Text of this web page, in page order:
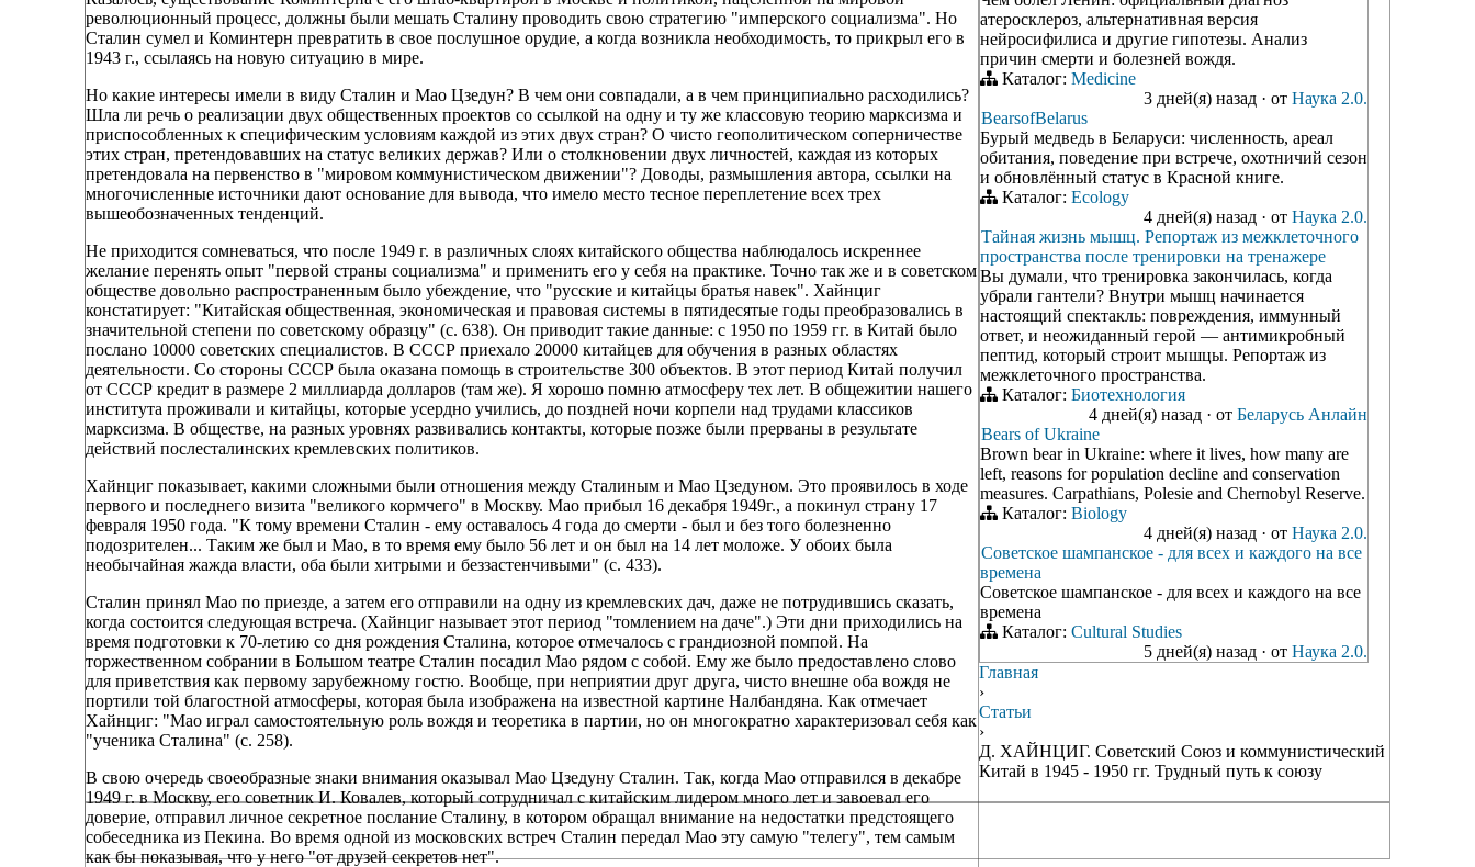
революционный процесс, должны были мешать Сталину проводить свою стратегию "имперского социализма". Но
Сталин сумел и Коминтерн превратить в свое послушное орудие, а когда возникла необходимость, то прикрыл его в
1943 г., ссылаясь на новую ситуацию в мире.
Но какие интересы имели в виду Сталин и Мао Цзедун? В чем они совпадали, а в чем принципиально расходились?
Шла ли речь о реализации двух общественных проектов со ссылкой на одну и ту же классовую теорию марксизма и
приспособленных к специфическим условиям каждой из этих двух стран? О чисто геополитическом соперничестве
этих стран, претендовавших на статус великих держав? Или о столкновении двух личностей, каждая из которых
претендовала на первенство в "мировом коммунистическом движении"? Доводы, размышления автора, ссылки на
многочисленные источники дают основание для вывода, что имело место тесное переплетение всех трех
вышеобозначенных тенденций.
Не приходится сомневаться, что после 1949 г. в различных слоях китайского общества наблюдалось искреннее
желание перенять опыт "первой страны социализма" и применить его у себя на практике. Точно так же и в советском
обществе довольно распространенным было убеждение, что "русские и китайцы братья навек". Хайнциг
констатирует: "Китайская общественная, экономическая и правовая системы в пятидесятые годы преобразовались в
значительной степени по советскому образцу" (с. 638). Он приводит такие данные: с 1950 по 1959 гг. в Китай было
послано 10000 советских специалистов. В СССР приехало 20000 китайцев для обучения в разных областях
деятельности. Со стороны СССР была оказана помощь в строительстве 300 объектов. В этот период Китай получил
от СССР кредит в размере 2 миллиарда долларов (там же). Я хорошо помню атмосферу тех лет. В общежитии нашего
института проживали и китайцы, которые усердно учились, до поздней ночи корпели над трудами классиков
марксизма. В обществе, на разных уровнях развивались контакты, которые позже были прерваны в результате
действий послесталинских кремлевских политиков.
Хайнциг показывает, какими сложными были отношения между Сталиным и Мао Цзедуном. Это проявилось в ходе
первого и последнего визита "великого кормчего" в Москву. Мао прибыл 16 декабря 1949г., а покинул страну 17
февраля 1950 года. "К тому времени Сталин - ему оставалось 4 года до смерти - был и без того болезненно
подозрителен... Таким же был и Мао, в то время ему было 56 лет и он был на 14 лет моложе. У обоих была
необычайная жажда власти, оба были хитрыми и беззастенчивыми" (с. 433).
Сталин принял Мао по приезде, а затем его отправили на одну из кремлевских дач, даже не потрудившись сказать,
когда состоится следующая встреча. (Хайнциг называет этот период "томлением на даче".) Эти дни приходились на
время подготовки к 70-летию со дня рождения Сталина, которое отмечалось с грандиозной помпой. На
торжественном собрании в Большом театре Сталин посадил Мао рядом с собой. Ему же было предоставлено слово
для приветствия как первому зарубежному гостю. Вообще, при неприятии друг друга, чисто внешне оба вождя не
портили той благостной атмосферы, которая была изображена на известной картине Налбандяна. Как отмечает
Хайнциг: "Мао играл самостоятельную роль вождя и теоретика в партии, но он многократно характеризовал себя как
"ученика Сталина" (с. 258).
В свою очередь своеобразные знаки внимания оказывал Мао Цзедуну Сталин. Так, когда Мао отправился в декабре
1949 г. в Москву, его советник И. Ковалев, который сотрудничал с китайским лидером много лет и завоевал его
доверие, отправил личное секретное послание Сталину, в котором обращал внимание на недостатки предстоящего
собеседника из Пекина. Во время одной из московских встреч Сталин передал Мао эту самую "телегу", тем самым
как бы показывая, что у него "от друзей секретов нет".
атеросклероз, альтернативная версия
нейросифилиса и другие гипотезы. Анализ
причин смерти и болезней вождя.
Каталог: Medicine
3 дней(я) назад · от Наука 2.0.
BearsofBelarus
Бурый медведь в Беларуси: численность, ареал
обитания, поведение при встрече, охотничий сезон
и обновлённый статус в Красной книге.
Каталог: Ecology
4 дней(я) назад · от Наука 2.0.
Тайная жизнь мышц. Репортаж из межклеточного
пространства после тренировки на тренажере
Вы думали, что тренировка закончилась, когда
убрали гантели? Внутри мышц начинается
настоящий спектакль: повреждения, иммунный
ответ, и неожиданный герой — антимикробный
пептид, который строит мышцы. Репортаж из
межклеточного пространства.
Каталог: Биотехнология
4 дней(я) назад · от Беларусь Анлайн
Bears of Ukraine
Brown bear in Ukraine: where it lives, how many are
left, reasons for population decline and conservation
measures. Carpathians, Polesie and Chernobyl Reserve.
Каталог: Biology
4 дней(я) назад · от Наука 2.0.
Советское шампанское - для всех и каждого на все
времена
Советское шампанское - для всех и каждого на все
времена
Каталог: Cultural Studies
5 дней(я) назад · от Наука 2.0.
Главная
›
Статьи
›
Д. ХАЙНЦИГ. Советский Союз и коммунистический
Китай в 1945 - 1950 гг. Трудный путь к союзу